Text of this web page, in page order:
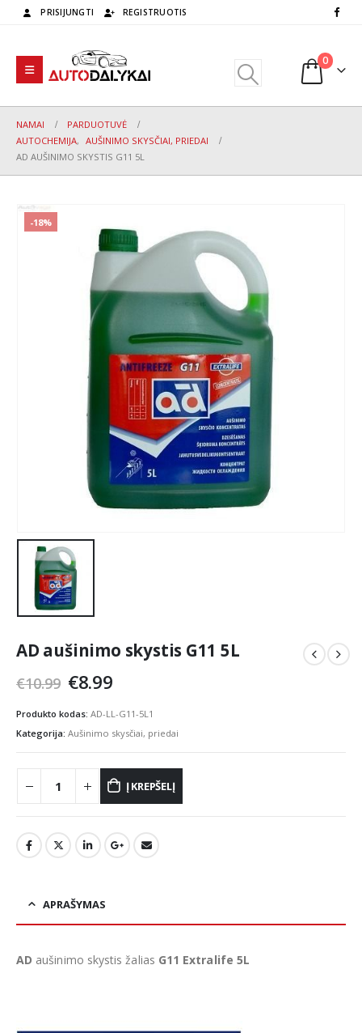
PRISIJUNGTI REGISTRUOTIS
0
NAMAI
PARDUOTUVĖ
AUTOCHEMIJA, AUŠINIMO SKYSČIAI, PRIEDAI
AD AUŠINIMO SKYSTIS G11 5L
-18%
AD aušinimo skystis G11 5L
€10.99 Original
was:
€10.99.
€8.99Current
is:
€8.99.
Produkto kodas: AD-LL-G11-5L1
Kategorija: Aušinimo skysčiai, priedai
Į KREPŠELĮ
APRAŠYMAS
AD aušinimo skystis žalias G11 Extralife 5L